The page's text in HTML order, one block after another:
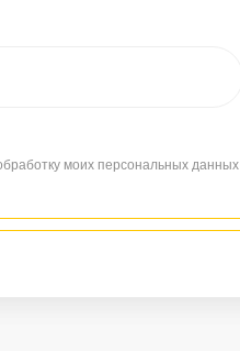
моих персональных данных